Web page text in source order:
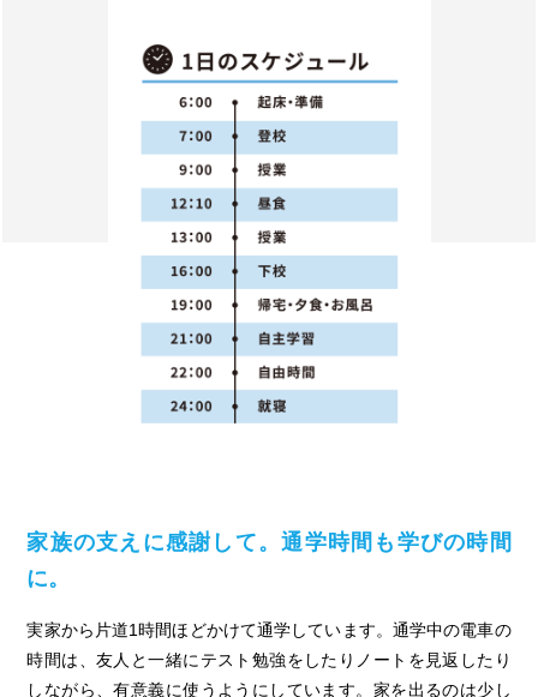
家族の支えに感謝して。通学時間も学びの時間
に。
実家から片道1時間ほどかけて通学しています。通学中の電車の
時間は、友人と一緒にテスト勉強をしたりノートを見返したり
しながら、有意義に使うようにしています。家を出るのは少し